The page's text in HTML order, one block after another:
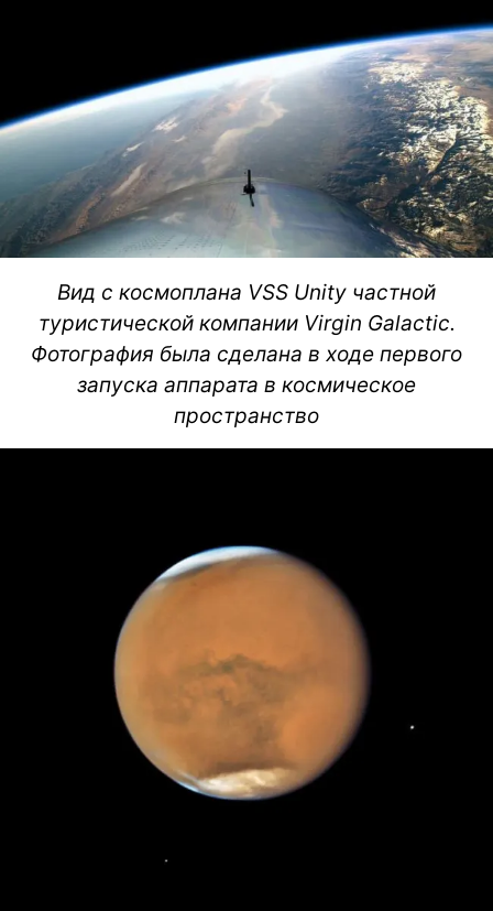
Вид с космоплана VSS Unity частной
туристической компании Virgin Galactic.
Фотография была сделана в ходе первого
запуска аппарата в космическое
пространство